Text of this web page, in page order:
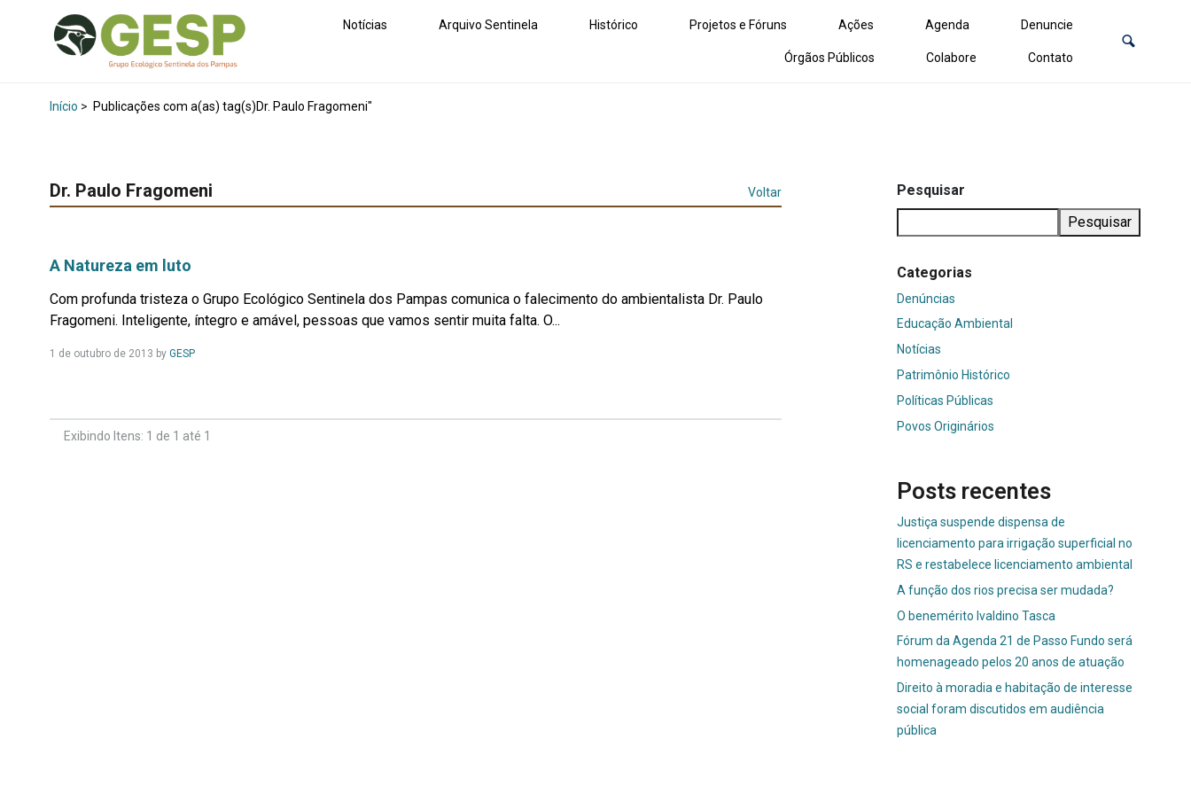
Notícias Arquivo Sentinela Histórico Projetos e Fóruns Ações Agenda Denuncie
Órgãos Públicos Colabore Contato
Início > Publicações com a(as) tag(s)Dr. Paulo Fragomeni"
Dr. Paulo Fragomeni Voltar
A Natureza em luto
Com profunda tristeza o Grupo Ecológico Sentinela dos Pampas comunica o falecimento do ambientalista Dr. Paulo
Fragomeni. Inteligente, íntegro e amável, pessoas que vamos sentir muita falta. O...
1 de outubro de 2013 by GESPLeia
Exibindo Itens: 1 de 1 até 1
Pesquisar
Pesquisar
Categorias
Denúncias
Educação Ambiental
Notícias
Patrimônio Histórico
Políticas Públicas
Povos Originários
Posts recentes
Justiça suspende dispensa de
licenciamento para irrigação superficial no
RS e restabelece licenciamento ambiental
A função dos rios precisa ser mudada?
O benemérito Ivaldino Tasca
Fórum da Agenda 21 de Passo Fundo será
homenageado pelos 20 anos de atuação
Direito à moradia e habitação de interesse
social foram discutidos em audiência
pública